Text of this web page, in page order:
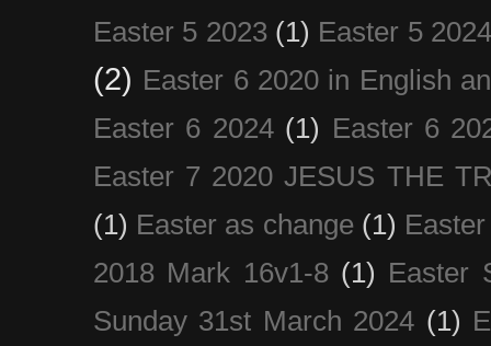
Easter 5 2023 (1) Easter 5
(2) Easter 6 2020 in English
Easter 6 2024 (1) Easter 6
Easter 7 2020 JESUS THE
(1) Easter as change (1)
2018 Mark 16v1-8 (1) Easter
Sunday 31st March 2024 (1)